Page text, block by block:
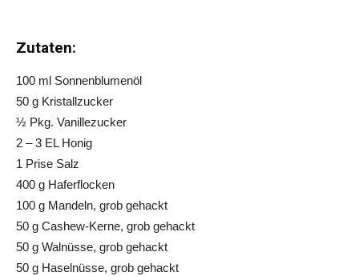
Zutaten:
100 ml Sonnenblumenöl
50 g Kristallzucker
½ Pkg. Vanillezucker
2 – 3 EL Honig
1 Prise Salz
400 g Haferflocken
100 g Mandeln, grob gehackt
50 g Cashew-Kerne, grob gehackt
50 g Walnüsse, grob gehackt
50 g Haselnüsse, grob gehackt